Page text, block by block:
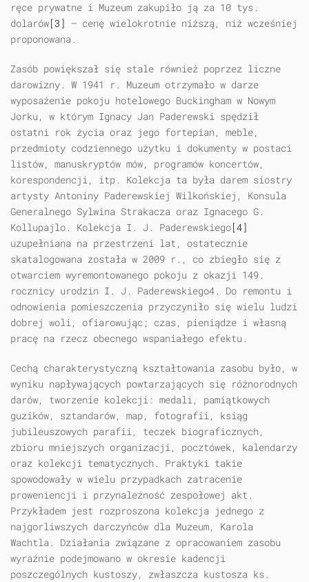
ręce prywatne i Muzeum zakupiło ją za 10 tys.
dolarów[3] — cenę wielokrotnie niższą, niż wcześniej
proponowana.
Zasób powiększał się stale również poprzez liczne
darowizny. W 1941 r. Muzeum otrzymało w darze
wyposażenie pokoju hotelowego Buckingham w Nowym
Jorku, w którym Ignacy Jan Paderewski spędził
ostatni rok życia oraz jego fortepian, meble,
przedmioty codziennego użytku i dokumenty w postaci
listów, manuskryptów mów, programów koncertów,
korespondencji, itp. Kolekcja ta była darem siostry
artysty Antoniny Paderewskiej Wilkońskiej, Konsula
Generalnego Sylwina Strakacza oraz Ignacego G.
Kollupajlo. Kolekcja I. J. Paderewskiego[4]
uzupełniana na przestrzeni lat, ostatecznie
skatalogowana została w 2009 r., co zbiegło się z
otwarciem wyremontowanego pokoju z okazji 149.
rocznicy urodzin I. J. Paderewskiego4. Do remontu i
odnowienia pomieszczenia przyczyniło się wielu ludzi
dobrej woli, ofiarowując; czas, pieniądze i własną
pracę na rzecz obecnego wspaniałego efektu.
Cechą charakterystyczną kształtowania zasobu było, w
wyniku napływających powtarzających się różnorodnych
darów, tworzenie kolekcji: medali, pamiątkowych
guzików, sztandarów, map, fotografii, ksiąg
jubileuszowych parafii, teczek biograficznych,
zbioru mniejszych organizacji, pocztówek, kalendarzy
oraz kolekcji tematycznych. Praktyki takie
spowodowały w wielu przypadkach zatracenie
proweniencji i przynależność zespołowej akt.
Przykładem jest rozproszona kolekcja jednego z
najgorliwszych darczyńców dla Muzeum, Karola
Wachtla. Działania związane z opracowaniem zasobu
wyraźnie podejmowano w okresie kadencji
poszczególnych kustoszy, zwłaszcza kustosza ks.